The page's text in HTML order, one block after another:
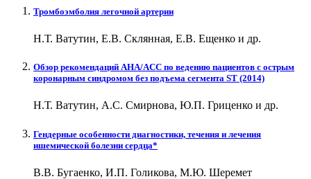
Тромбоэмболия легочной артерии
Н.Т. Ватутин, Е.В. Склянная, Е.В. Ещенко и др.
Обзор рекомендаций AHA/ACC по ведению пациентов с острым
коронарным синдромом без подъема сегмента ST (2014)
Н.Т. Ватутин, А.С. Смирнова, Ю.П. Гриценко и др.
Гендерные особенности диагностики, течения и лечения
ишемической болезни сердца*
В.В. Бугаенко, И.П. Голикова, М.Ю. Шеремет